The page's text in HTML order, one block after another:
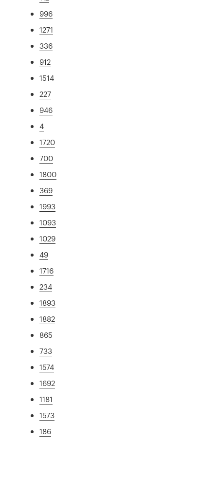
996
1271
336
912
1514
227
946
4
1720
700
1800
369
1993
1093
1029
49
1716
234
1893
1882
865
733
1574
1692
1181
1573
186